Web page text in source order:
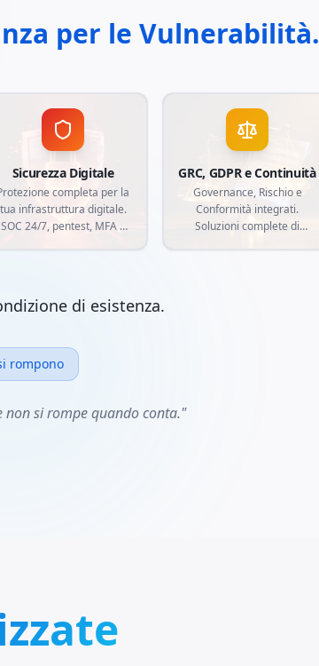
per le Vulnerabilità.
Sicurezza Digitale
completa per la
tua infrastruttura digitale.
SOC 24/7, pentest, MFA e
avanzate.
GRC, GDPR e Continuità
Governance, Rischio e
Conformità integrati.
Soluzioni complete di
di esistenza.
rompono
non si rompe quando conta."